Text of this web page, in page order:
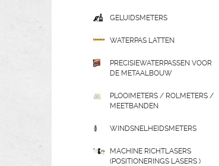
GELUIDSMETERS
WATERPAS LATTEN
PRECISIEWATERPASSEN VOOR
DE METAALBOUW
PLOOIMETERS / ROLMETERS /
MEETBANDEN
WINDSNELHEIDSMETERS
MACHINE RICHTLASERS
(POSITIONERINGS LASERS )